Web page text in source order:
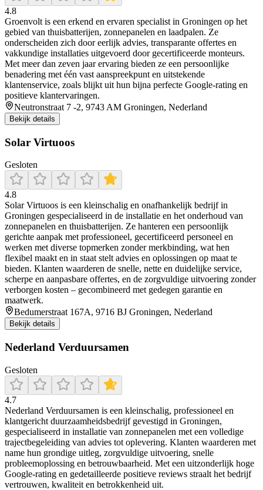
4.8
Groenvolt is een erkend en ervaren specialist in Groningen op het
gebied van thuisbatterijen, zonnepanelen en laadpalen. Ze
onderscheiden zich door eerlijk advies, transparante offertes en
vakkundige installaties uitgevoerd door gecertificeerde monteurs.
Met meer dan zeven jaar ervaring bieden ze een persoonlijke
benadering met één vast aanspreekpunt en uitstekende
klantenservice, zoals blijkt uit hun bijna perfecte Google-rating en
positieve klantervaringen.
Neutronstraat 7 -2, 9743 AM Groningen, Nederland
Bekijk details
Solar Virtuoos
Gesloten
4.8
Solar Virtuoos is een kleinschalig en onafhankelijk bedrijf in
Groningen gespecialiseerd in de installatie en het onderhoud van
zonnepanelen en thuisbatterijen. Ze hanteren een persoonlijk
gerichte aanpak met professioneel, gecertificeerd personeel en
werken met diverse topmerken zonder merkbinding, wat hen
flexibel maakt en in staat stelt advies en oplossingen op maat te
bieden. Klanten waarderen de snelle, nette en duidelijke service,
scherpe en aanpasbare offertes, en de zorgvuldige uitvoering zonder
verborgen kosten – gecombineerd met gedegen garantie en
maatwerk.
Bedumerstraat 167A, 9716 BJ Groningen, Nederland
Bekijk details
Nederland Verduursamen
Gesloten
4.7
Nederland Verduursamen is een kleinschalig, professioneel en
klantgericht duurzaamheidsbedrijf gevestigd in Groningen,
gespecialiseerd in installatie van zonnepanelen met een volledige
trajectbegeleiding van advies tot oplevering. Klanten waarderen met
name hun grondige uitleg, zorgvuldige uitvoering, snelle
probleemoplossing en betrouwbaarheid. Met een uitzonderlijk hoge
Google-rating en gedetailleerde positieve reviews straalt het bedrijf
vertrouwen, kwaliteit en betrokkenheid uit.